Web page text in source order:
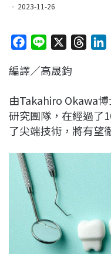
2023-11-26
c
b
o
o
n
a
d
s
e
I
編譯／高晟鈞
由Takahiro Okawa
研究團隊，在經過了
了尖端技術，將有望